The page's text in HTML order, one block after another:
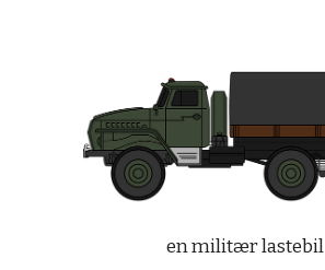
en militær lastebil